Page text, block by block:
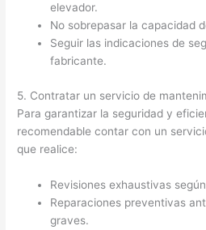
elevador.
No sobrepasar la capacidad
Seguir las indicaciones de
fabricante.
5. Contratar un servicio de
Para garantizar la seguridad y
recomendable contar con un
que realice:
Revisiones exhaustivas
Reparaciones preventivas
graves.